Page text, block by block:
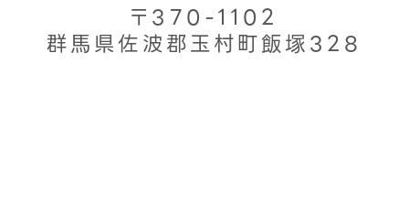
〒370-1102
群馬県佐波郡玉村町飯塚328